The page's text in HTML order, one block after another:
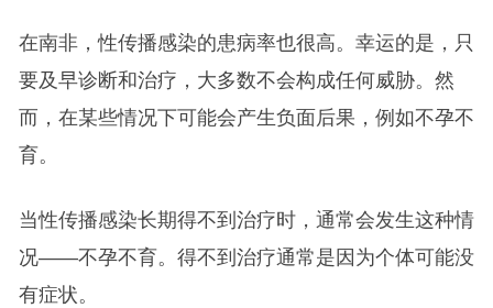
在南非，性传播感染的患病率也很高。幸运的是，只
要及早诊断和治疗，大多数不会构成任何威胁。然
而，在某些情况下可能会产生负面后果，例如不孕不
育。
当性传播感染长期得不到治疗时，通常会发生这种情
况——不孕不育。得不到治疗通常是因为个体可能没
有症状。